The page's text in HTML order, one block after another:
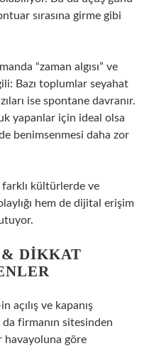
sırasına girme gibi
“zaman algısı” ve
Bazı toplumlar seyahat
ise spontane davranır.
yapanlar için ideal olsa
benimsenmesi daha zor
farklı kültürlerde ve
hem de dijital erişim
DIKKAT
açılış ve kapanış
firmanın sitesinden
göre